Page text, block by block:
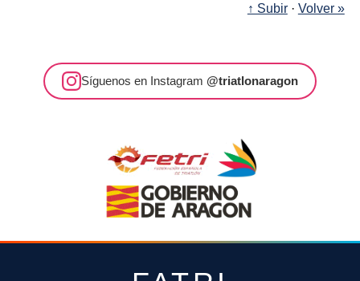
↑ Subir· Volver »
Síguenos en Instagram @triatlonaragon